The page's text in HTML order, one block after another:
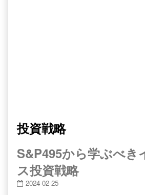
投資戦略
S&P495から学ぶべき
ス投資戦略
2024-02-25